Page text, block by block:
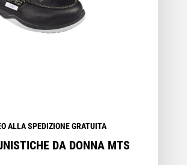
ALLA SPEDIZIONE GRATUITA
DA DONNA MTS